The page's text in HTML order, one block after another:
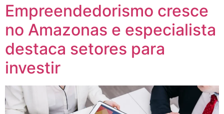
Empreendedorismo cresce
no Amazonas e especialista
destaca setores para
investir